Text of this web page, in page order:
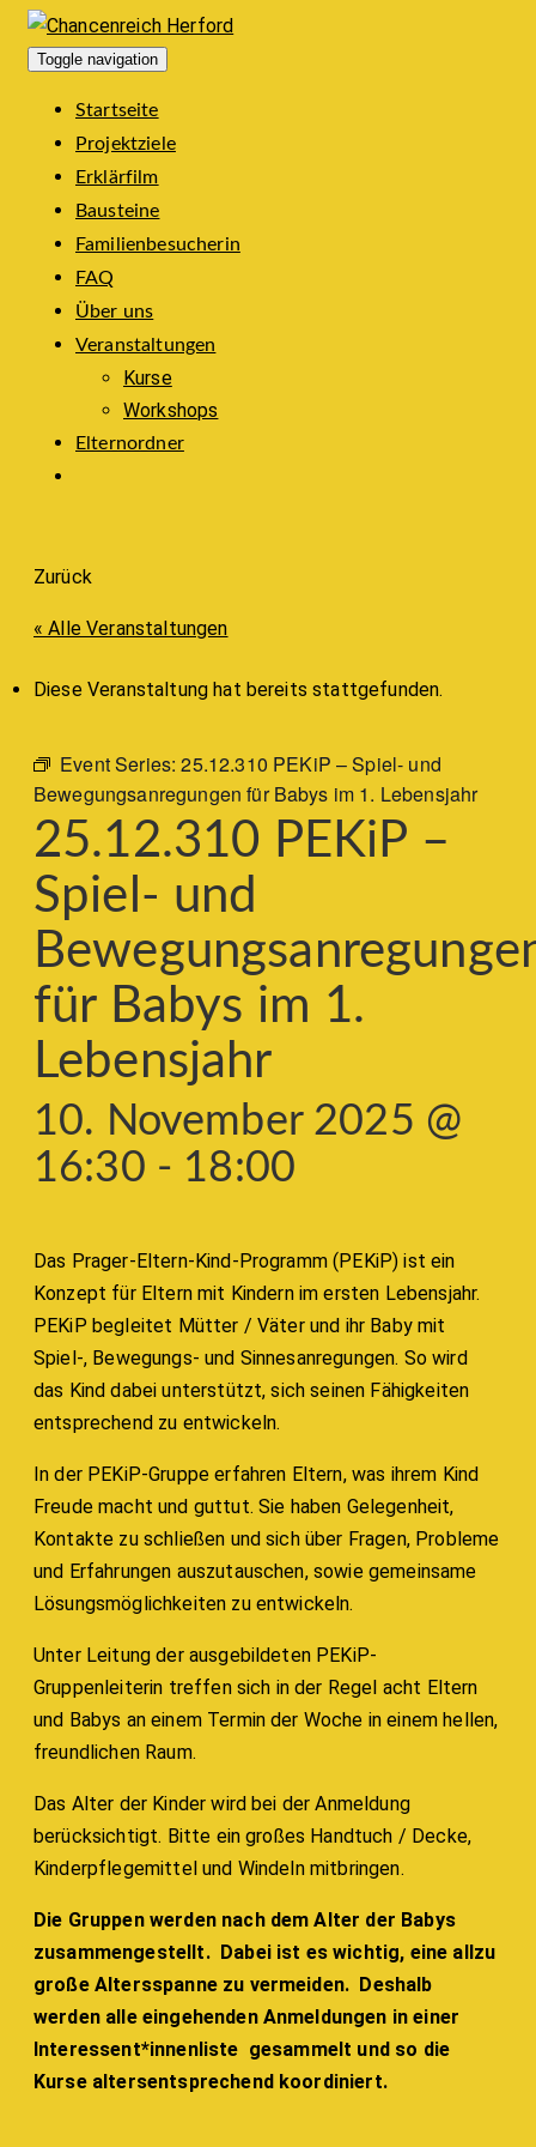
Toggle navigation
Startseite
Projektziele
Erklärfilm
Bausteine
Familienbesucherin
FAQ
Über uns
Veranstaltungen
Kurse
Workshops
Elternordner
Zurück
« Alle Veranstaltungen
Diese Veranstaltung hat bereits stattgefunden.
Event Series:25.12.310 PEKiP – Spiel- und
Bewegungsanregungen für Babys im 1. Lebensjahr
25.12.310 PEKiP –
Spiel- und
für Babys im 1.
Lebensjahr
10. November 2025 @
16:30 - 18:00
Das Prager-Eltern-Kind-Programm (PEKiP) ist ein
Konzept für Eltern mit Kindern im ersten Lebensjahr.
PEKiP begleitet Mütter / Väter und ihr Baby mit
Spiel-, Bewegungs- und Sinnesanregungen. So wird
das Kind dabei unterstützt, sich seinen Fähigkeiten
entsprechend zu entwickeln.
In der PEKiP-Gruppe erfahren Eltern, was ihrem Kind
Freude macht und guttut. Sie haben Gelegenheit,
Kontakte zu schließen und sich über Fragen, Probleme
und Erfahrungen auszutauschen, sowie gemeinsame
Lösungsmöglichkeiten zu entwickeln.
Unter Leitung der ausgebildeten PEKiP-
Gruppenleiterin treffen sich in der Regel acht Eltern
und Babys an einem Termin der Woche in einem hellen,
freundlichen Raum.
Das Alter der Kinder wird bei der Anmeldung
berücksichtigt. Bitte ein großes Handtuch / Decke,
Kinderpflegemittel und Windeln mitbringen.
Die Gruppen werden nach dem Alter der Babys
zusammengestellt. Dabei ist es wichtig, eine allzu
große Altersspanne zu vermeiden. Deshalb
werden alle eingehenden Anmeldungen in einer
Interessent*innenliste gesammelt und so die
Kurse altersentsprechend koordiniert.